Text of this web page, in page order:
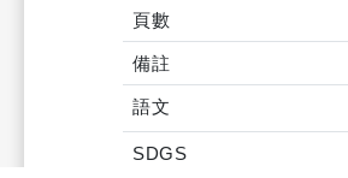
頁數
備註
語文
SDGS